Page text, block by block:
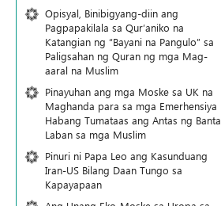
Opisyal, Binibigyang-diin ang
Pagpapakilala sa Qur’aniko na
Katangian ng “Bayani na Pangulo” sa
Paligsahan ng Quran ng mga Mag-
aaral na Muslim
Pinayuhan ang mga Moske sa UK na
Maghanda para sa mga Emerhensiya
Habang Tumataas ang Antas ng Banta
Laban sa mga Muslim
Pinuri ni Papa Leo ang Kasunduang
Iran-US Bilang Daan Tungo sa
Kapayapaan